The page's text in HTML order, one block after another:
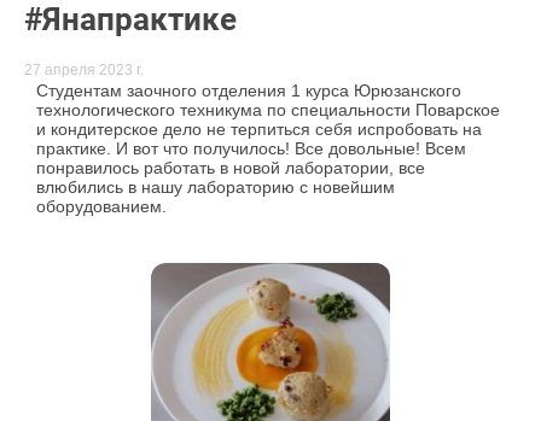
#Янапрактике
27 апреля 2023 г.
Студентам заочного отделения 1 курса Юрюзанского
технологического техникума по специальности Поварское
и кондитерское дело не терпиться себя испробовать на
практике. И вот что получилось! Все довольные! Всем
понравилось работать в новой лаборатории, все
влюбились в нашу лабораторию с новейшим
оборудованием.